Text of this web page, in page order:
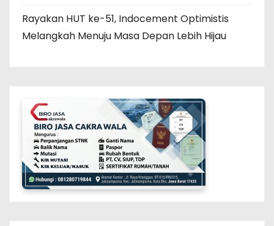
Rayakan HUT ke-51, Indocement Optimistis
Melangkah Menuju Masa Depan Lebih Hijau